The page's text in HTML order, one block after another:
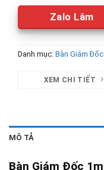
Zalo Lâm
Danh mục: Bàn Giám Đốc
XEM CHI TIẾT
MÔ TẢ
Bàn Giám Đốc